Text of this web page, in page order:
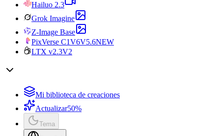
Hailuo 2.3
Grok Imagine
Z-Image Base
PixVerse C1V6V5.6NEW
LTX v2.3V2
Mi biblioteca de creaciones
Actualizar50%
Tema